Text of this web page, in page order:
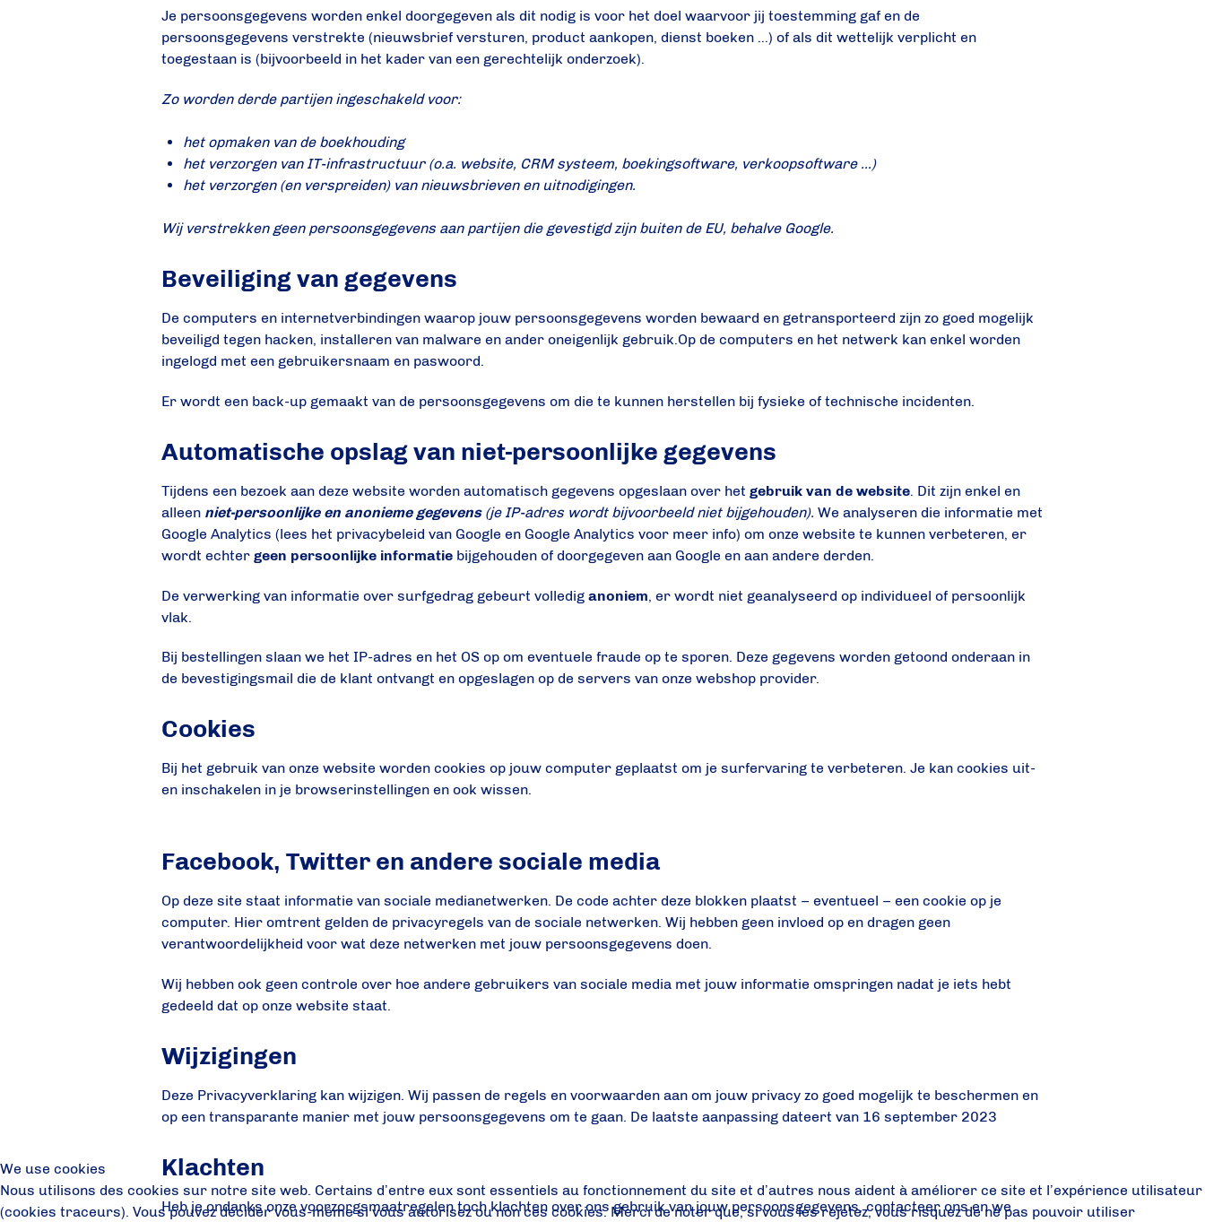
Je persoonsgegevens worden enkel doorgegeven als dit nodig is voor het doel waarvoor jij toestemming gaf en de
persoonsgegevens verstrekte (nieuwsbrief versturen, product aankopen, dienst boeken …) of als dit wettelijk verplicht en
toegestaan is (bijvoorbeeld in het kader van een gerechtelijk onderzoek).
Zo worden derde partijen ingeschakeld voor:
het opmaken van de boekhouding
het verzorgen van IT-infrastructuur (o.a. website, CRM systeem, boekingsoftware, verkoopsoftware …)
het verzorgen (en verspreiden) van nieuwsbrieven en uitnodigingen.
Wij verstrekken geen persoonsgegevens aan partijen die gevestigd zijn buiten de EU, behalve Google.
Beveiliging van gegevens
De computers en internetverbindingen waarop jouw persoonsgegevens worden bewaard en getransporteerd zijn zo goed mogelijk
beveiligd tegen hacken, installeren van malware en ander oneigenlijk gebruik.Op de computers en het netwerk kan enkel worden
ingelogd met een gebruikersnaam en paswoord.
Er wordt een back-up gemaakt van de persoonsgegevens om die te kunnen herstellen bij fysieke of technische incidenten.
Automatische opslag van niet-persoonlijke gegevens
Tijdens een bezoek aan deze website worden automatisch gegevens opgeslaan over hetgebruik van de website. Dit zijn enkel en
alleen niet-persoonlijke en anonieme gegevens(je IP-adres wordt bijvoorbeeld niet bijgehouden).We analyseren die informatie met
Google Analytics (lees het privacybeleid van Google en Google Analytics voor meer info) om onze website te kunnen verbeteren, er
wordt echtergeen persoonlijke informatie bijgehouden of doorgegeven aan Google en aan andere derden.
De verwerking van informatie over surfgedrag gebeurt vollediganoniem, er wordt niet geanalyseerd op individueel of persoonlijk
vlak.
Bij bestellingen slaan we het IP-adres en het OS op om eventuele fraude op te sporen. Deze gegevens worden getoond onderaan in
de bevestigingsmail die de klant ontvangt en opgeslagen op de servers van onze webshop provider.
Cookies
Bij het gebruik van onze website worden cookies op jouw computer geplaatst om je surfervaring te verbeteren. Je kan cookies uit-
en inschakelen in je browserinstellingen en ook wissen.
Facebook, Twitter en andere sociale media
Op deze site staat informatie van sociale medianetwerken. De code achter deze blokken plaatst – eventueel – een cookie op je
computer. Hier omtrent gelden de privacyregels van de sociale netwerken. Wij hebben geen invloed op en dragen geen
verantwoordelijkheid voor wat deze netwerken met jouw persoonsgegevens doen.
Wij hebben ook geen controle over hoe andere gebruikers van sociale media met jouw informatie omspringen nadat je iets hebt
gedeeld dat op onze website staat.
Wijzigingen
Deze Privacyverklaring kan wijzigen. Wij passen de regels en voorwaarden aan om jouw privacy zo goed mogelijk te beschermen en
op een transparante manier met jouw persoonsgegevens om te gaan. De laatste aanpassing dateert van 16 september 2023
Klachten
Heb je ondanks onze voorzorgsmaatregelen toch klachten over ons gebruik van jouw persoonsgegevens, contacteer ons en we
We use cookies
Nous utilisons des cookies sur notre site web. Certains d’entre eux sont essentiels au fonctionnement du site et d’autres nous aident à améliorer ce site et l’expérience utilisateur
(cookies traceurs). Vous pouvez décider vous-même si vous autorisez ou non ces cookies. Merci de noter que, si vous les rejetez, vous risquez de ne pas pouvoir utiliser